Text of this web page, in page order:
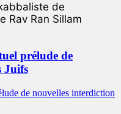
de
Rav Ran Sillam
prélude de
Juifs